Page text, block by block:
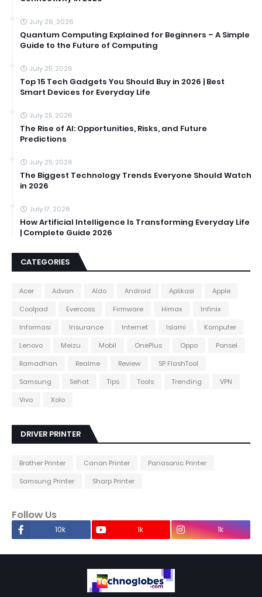
July 26, 2026
Quantum Computing Explained for Beginners – A Simple
Guide to the Future of Computing
July 25, 2026
Top 15 Tech Gadgets You Should Buy in 2026 | Best
Smart Devices for Everyday Life
July 25, 2026
The Rise of AI: Opportunities, Risks, and Future
Predictions
July 25, 2026
The Biggest Technology Trends Everyone Should Watch
in 2026
July 17, 2026
How Artificial Intelligence Is Transforming Everyday Life
| Complete Guide 2026
CATEGORIES
Acer Advan Aldo Android Aplikasi
Apple
Coolpad
Evercoss Firmware Himax
Infinix
Informasi
Insurance Internet Islami
Komputer
Lenovo
Meizu Mobil OnePlus Oppo
Ponsel
Ramadhan
Realme Review
SP FlashTool
Samsung
Sehat Tips Tools Trending
VPN
Vivo
Xolo
DRIVER PRINTER
Brother Printer Canon Printer
Panasonic Printer
Samsung Printer
Sharp Printer
Follow Us
10k 1k 1k